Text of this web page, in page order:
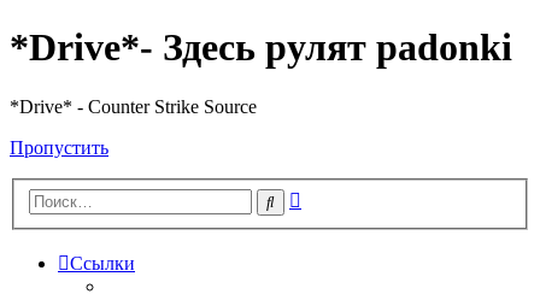
*Drive*- Здесь рулят padonki
*Drive* - Counter Strike Source
Пропустить
Поиск
Ссылки